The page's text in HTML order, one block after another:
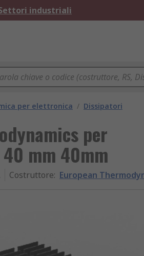
industriali
per elettronica / Dissipatori
per
mm 40mm
Costruttore: European